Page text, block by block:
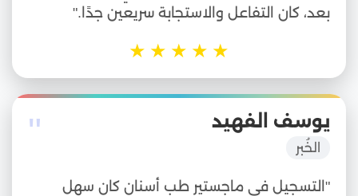
بعد، كان التفاعل والاستجابة سريعين جدًا."
★
★
★
★
★
" يوسف الفهيد
الخُبر
"التسجيل في ماجستير طب أسنان كان سهل